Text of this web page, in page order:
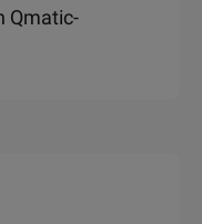
Qmatic-